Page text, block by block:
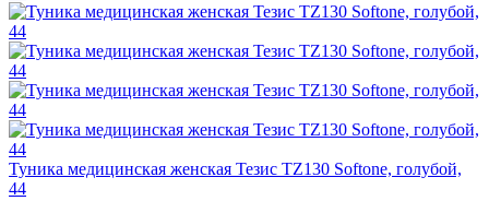
Туника медицинская женская Тезис TZ130 Softone, голубой,
44